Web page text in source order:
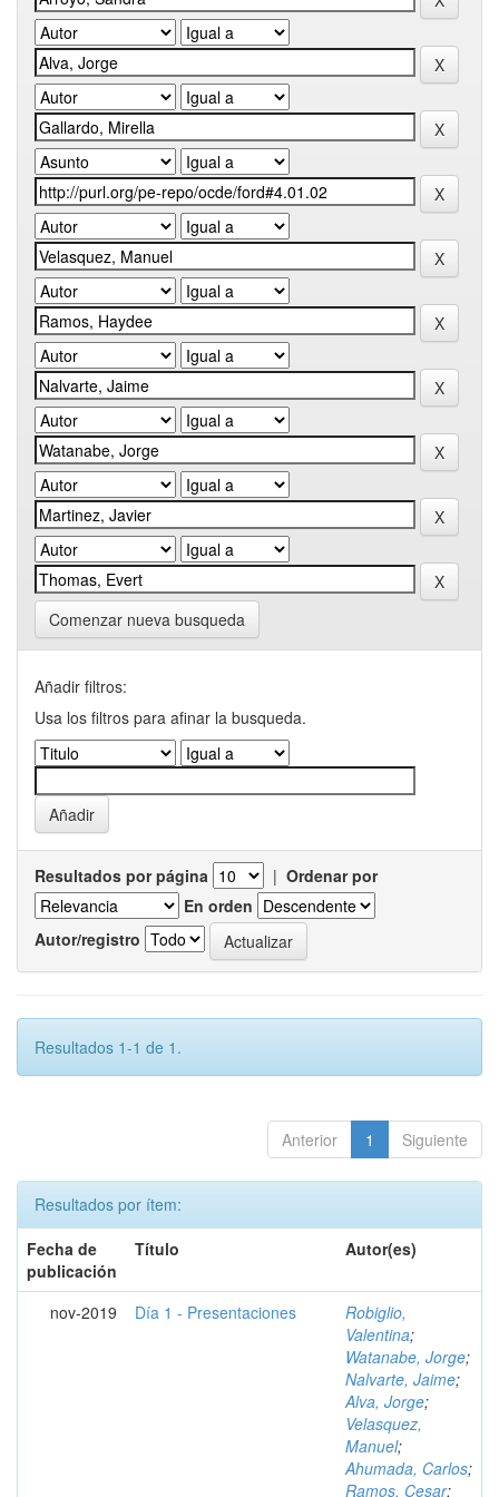
Comenzar nueva busqueda
Añadir filtros:
Usa los filtros para afinar la busqueda.
Resultados por página | Ordenar por
En orden
Autor/registro
Resultados 1-1 de 1.
Anterior 1 Siguiente
Resultados por ítem:
Fecha de
publicación
Título Autor(es)
nov-2019 Día 1 - Presentaciones
Robiglio,
Valentina;
Watanabe, Jorge;
Nalvarte, Jaime;
Alva, Jorge;
Velasquez,
Manuel;
Ahumada, Carlos;
Ramos, Cesar;